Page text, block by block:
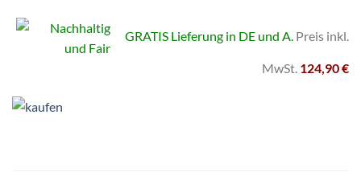
GRATIS Lieferung in DE und A. Preis inkl.
MwSt. 124,90 €